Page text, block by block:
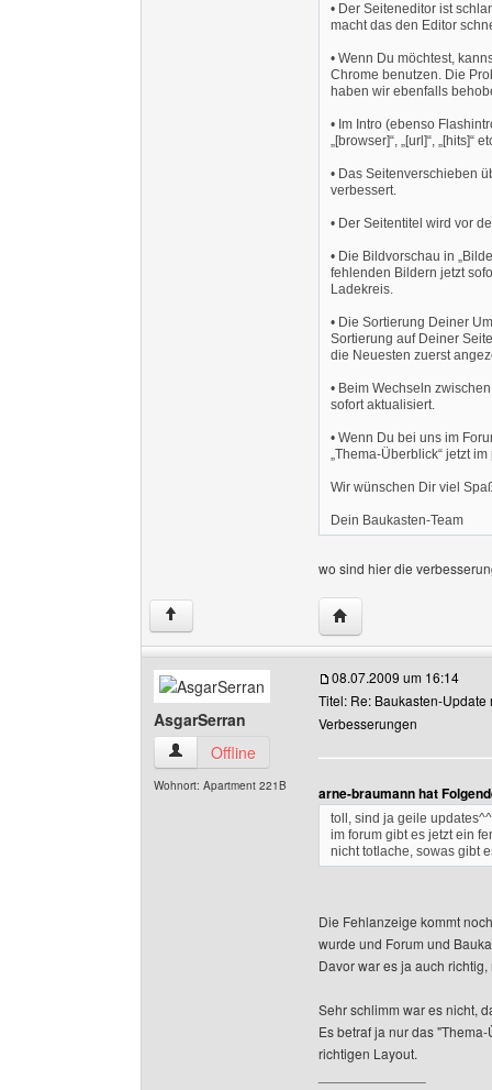
• Der Seiteneditor ist
macht das den Editor
• Wenn Du möchtest,
Chrome benutzen. Die
haben wir ebenfalls
• Im Intro (ebenso
„[browser]“, „[url]“, „[hits]“
• Das Seitenverschieben
verbessert.
• Der Seitentitel wird vor
• Die Bildvorschau in
fehlenden Bildern jetzt
Ladekreis.
• Die Sortierung Deiner
Sortierung auf Deiner
die Neuesten zuerst
• Beim Wechseln
sofort aktualisiert.
• Wenn Du bei uns im
„Thema-Überblick“ jetzt
Wir wünschen Dir viel
Dein Baukasten-Team
wo sind hier die
↑ Website dieses
AsgarSerran
AsgarSerran Benutzer-Profile anzeigen
Offline
Wohnort: Apartment 221B
08.07.2009 um 16:14
Titel: Re: Baukasten-Update
Verbesserungen
arne-braumann hat
toll, sind ja geile updates^^
im forum gibt es jetzt ein
nicht totlache, sowas gibt
Die Fehlanzeige kommt
wurde und Forum und
Davor war es ja auch
Sehr schlimm war es nicht,
Es betraf ja nur das
richtigen Layout.